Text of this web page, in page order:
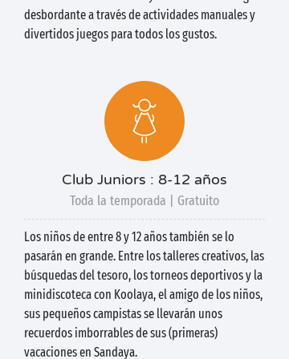
desbordante a través de actividades manuales y
divertidos juegos para todos los gustos.
Club Juniors : 8-12 años
Toda la temporada | Gratuito
Los niños de entre 8 y 12 años también se lo
pasarán en grande. Entre los talleres creativos, las
búsquedas del tesoro, los torneos deportivos y la
minidiscoteca con Koolaya, el amigo de los niños,
sus pequeños campistas se llevarán unos
recuerdos imborrables de sus (primeras)
vacaciones en Sandaya.